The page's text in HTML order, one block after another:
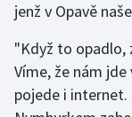
Ostatní
jenž v Opavě
"Když to opadlo,
Víme, že nám
pojede i internet.